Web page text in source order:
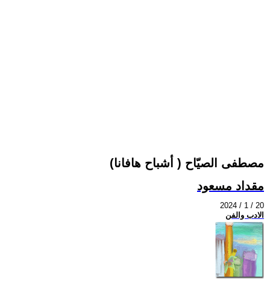
مصطفى الصيّاح ( أشباح هافانا)
مقداد مسعود
2024 / 1 / 20
الادب والفن